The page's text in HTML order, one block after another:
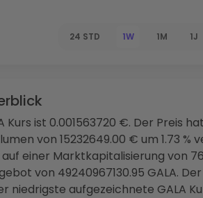
24 STD 1W 1M 1J
Kurs ist 0.001563720 €. Der Preis
von 15232649.00 € um 1.73
einer Marktkapitalisierung von
von 49240967130.95 GALA.
niedrigste aufgezeichnete GALA